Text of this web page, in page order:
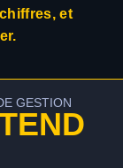
et
GESTION